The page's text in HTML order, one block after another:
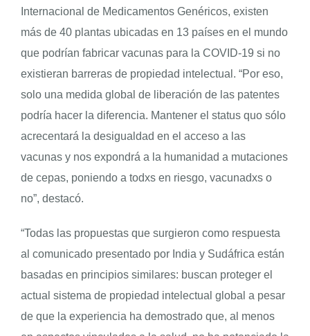
Internacional de Medicamentos Genéricos, existen
más de 40 plantas ubicadas en 13 países en el mundo
que podrían fabricar vacunas para la COVID-19 si no
existieran barreras de propiedad intelectual. “Por eso,
solo una medida global de liberación de las patentes
podría hacer la diferencia. Mantener el status quo sólo
acrecentará la desigualdad en el acceso a las
vacunas y nos expondrá a la humanidad a mutaciones
de cepas, poniendo a todxs en riesgo, vacunadxs o
no”, destacó.
“Todas las propuestas que surgieron como respuesta
al comunicado presentado por India y Sudáfrica están
basadas en principios similares: buscan proteger el
actual sistema de propiedad intelectual global a pesar
de que la experiencia ha demostrado que, al menos